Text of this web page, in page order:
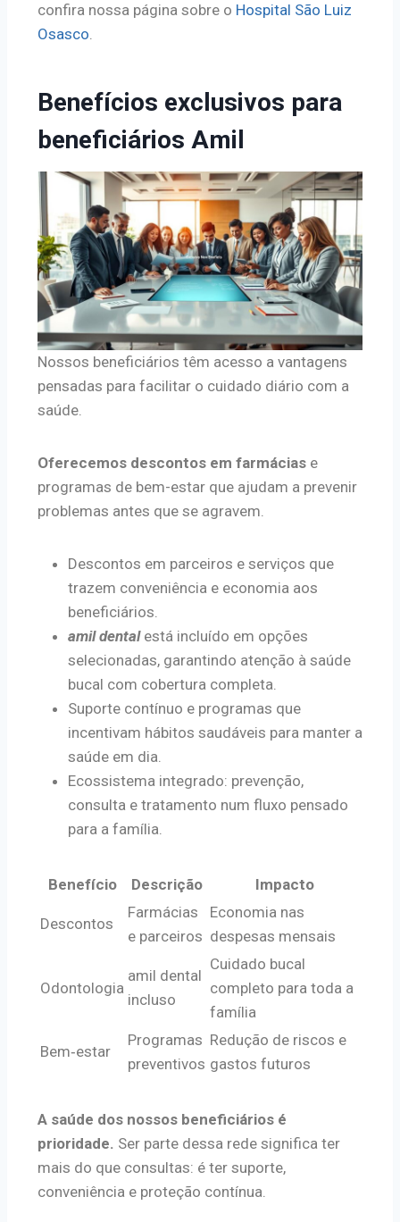
confira nossa página sobre o Hospital São Luiz
Osasco.
Benefícios exclusivos para
beneficiários Amil
Nossos beneficiários têm acesso a vantagens
pensadas para facilitar o cuidado diário com a
saúde.
Oferecemos descontos em farmácias e
programas de bem-estar que ajudam a prevenir
problemas antes que se agravem.
Descontos em parceiros e serviços que
trazem conveniência e economia aos
beneficiários.
amil dentalestá incluído em opções
selecionadas, garantindo atenção à saúde
bucal com cobertura completa.
Suporte contínuo e programas que
incentivam hábitos saudáveis para manter a
saúde em dia.
Ecossistema integrado: prevenção,
consulta e tratamento num fluxo pensado
para a família.
Benefício Descrição Impacto
Descontos
Farmácias
e parceiros
Economia nas
despesas mensais
Odontologia
amil dental
incluso
Cuidado bucal
completo para toda a
família
Bem‑estar
Programas
preventivos
Redução de riscos e
gastos futuros
A saúde dos nossos beneficiários é
prioridade. Ser parte dessa rede significa ter
mais do que consultas: é ter suporte,
conveniência e proteção contínua.